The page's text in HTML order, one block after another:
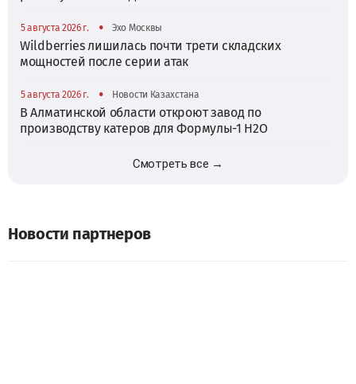
5 августа 2026 г. • Эхо Москвы
Wildberries лишилась почти трети складских
мощностей после серии атак
5 августа 2026 г. • Новости Казахстана
В Алматинской области откроют завод по
производству катеров для Формулы-1 H2O
Смотреть все →
Новости партнеров